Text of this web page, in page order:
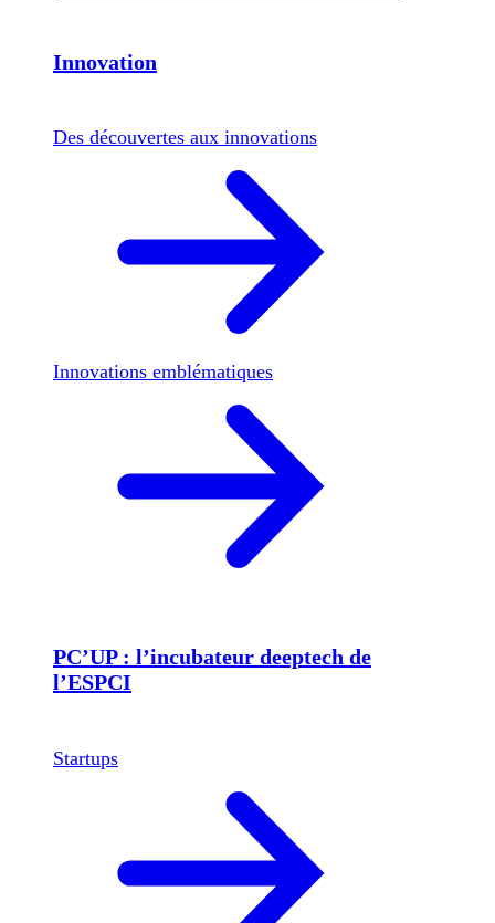
Innovation
Des découvertes aux innovations
Innovations emblématiques
PC’UP : l’incubateur deeptech de
l’ESPCI
Startups